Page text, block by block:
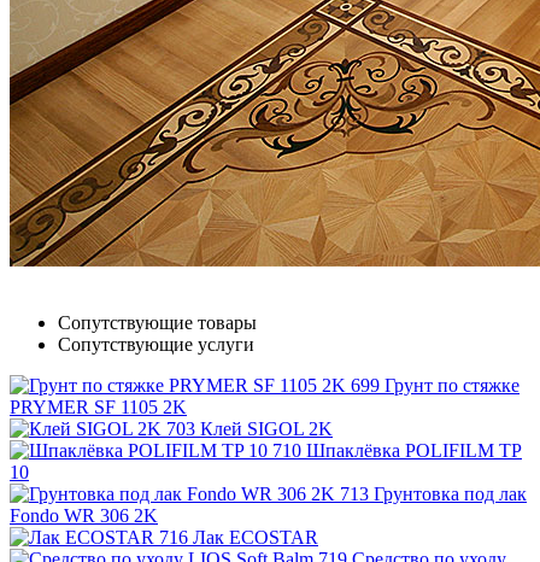
Сопутствующие товары
Сопутствующие услуги
Грунт по стяжке
PRYMER SF 1105 2K
Клей SIGOL 2K
Шпаклёвка POLIFILM TP
10
Грунтовка под лак
Fondo WR 306 2K
Лак ECOSTAR